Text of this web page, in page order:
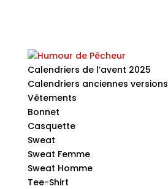
Calendriers de l’avent 2025
Calendriers anciennes versions
Vêtements
Bonnet
Casquette
Sweat
Sweat Femme
Sweat Homme
Tee-Shirt